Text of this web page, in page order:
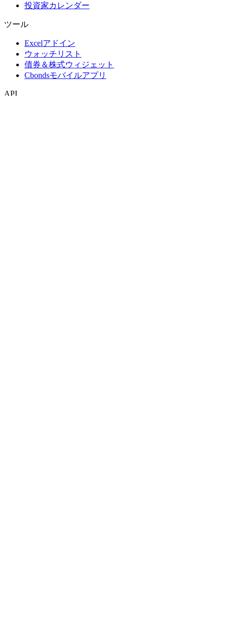
投資家カレンダー
ツール
Excelアドイン
ウォッチリスト
債券＆株式ウィジェット
Cbondsモバイルアプリ
API